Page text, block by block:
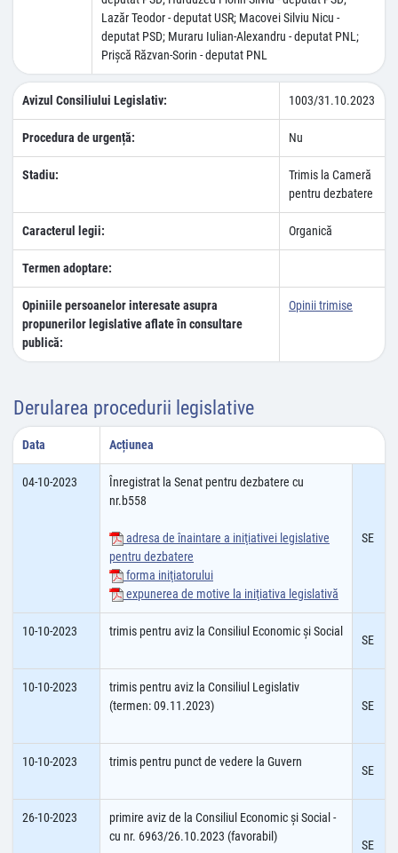
Lazăr Teodor - deputat USR; Macovei Silviu Nicu -
deputat PSD; Muraru Iulian-Alexandru - deputat PNL;
Prişcă Răzvan-Sorin - deputat PNL
Avizul Consiliului Legislativ: 1003/31.10.2023
Procedura de urgență: Nu
Stadiu:
Trimis la Cameră
pentru dezbatere
Caracterul legii: Organică
Termen adoptare:
Opiniile persoanelor interesate asupra
propunerilor legislative aflate în consultare
publică:
Opinii trimise
Derularea procedurii legislative
Data Acțiunea
04-10-2023
Înregistrat la Senat pentru dezbatere cu
nr.b558
adresa de înaintare a iniţiativei legislative
pentru dezbatere
forma iniţiatorului
expunerea de motive la iniţiativa legislativă
SE
10-10-2023 trimis pentru aviz la Consiliul Economic şi Social
SE
10-10-2023
trimis pentru aviz la Consiliul Legislativ
(termen: 09.11.2023)
SE
10-10-2023 trimis pentru punct de vedere la Guvern
SE
26-10-2023
primire aviz de la Consiliul Economic şi Social -
cu nr. 6963/26.10.2023 (favorabil)
SE